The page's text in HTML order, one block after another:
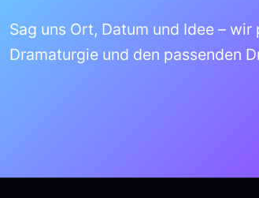
Sag uns Ort, Datum und Idee –
Dramaturgie und den passenden